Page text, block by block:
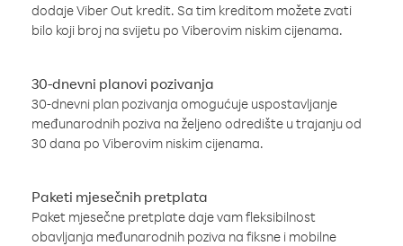
dodaje Viber Out kredit. Sa tim kreditom možete zvati
bilo koji broj na svijetu po Viberovim niskim cijenama.
30-dnevni planovi pozivanja
30-dnevni plan pozivanja omogućuje uspostavljanje
međunarodnih poziva na željeno odredište u trajanju od
30 dana po Viberovim niskim cijenama.
Paketi mjesečnih pretplata
Paket mjesečne pretplate daje vam fleksibilnost
obavljanja međunarodnih poziva na fiksne i mobilne